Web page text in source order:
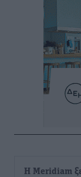
Η Meridiam